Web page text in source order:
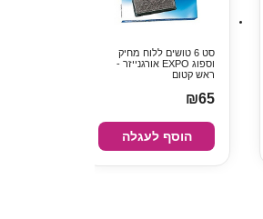
סט 6 טושים ללוח מחיק
וספוג EXPO אורגנייזר -
ראש קטום
₪65
הוסף לעגלה